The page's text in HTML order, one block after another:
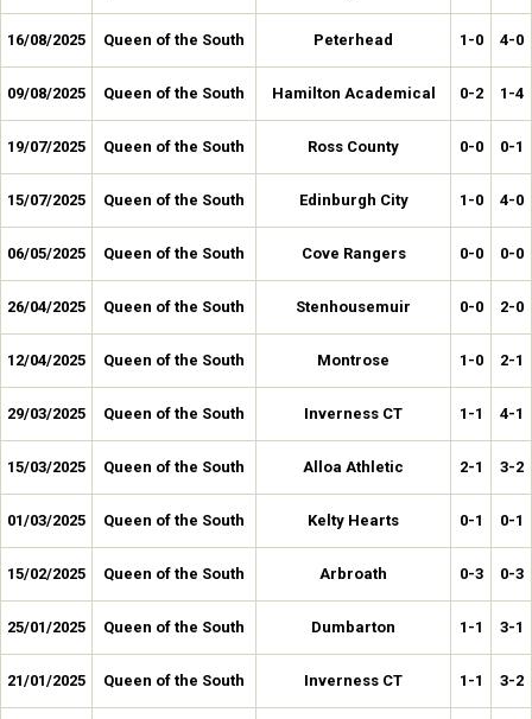
16/08/2025 Queen of the South Peterhead 1-0 4-0
09/08/2025 Queen of the South Hamilton Academical 0-2 1-4
19/07/2025 Queen of the South Ross County 0-0 0-1
15/07/2025 Queen of the South Edinburgh City 1-0 4-0
06/05/2025 Queen of the South Cove Rangers 0-0 0-0
26/04/2025 Queen of the South Stenhousemuir 0-0 2-0
12/04/2025 Queen of the South Montrose 1-0 2-1
29/03/2025 Queen of the South Inverness CT 1-1 4-1
15/03/2025 Queen of the South Alloa Athletic 2-1 3-2
01/03/2025 Queen of the South Kelty Hearts 0-1 0-1
15/02/2025 Queen of the South Arbroath 0-3 0-3
25/01/2025 Queen of the South Dumbarton 1-1 3-1
21/01/2025 Queen of the South Inverness CT 1-1 3-2